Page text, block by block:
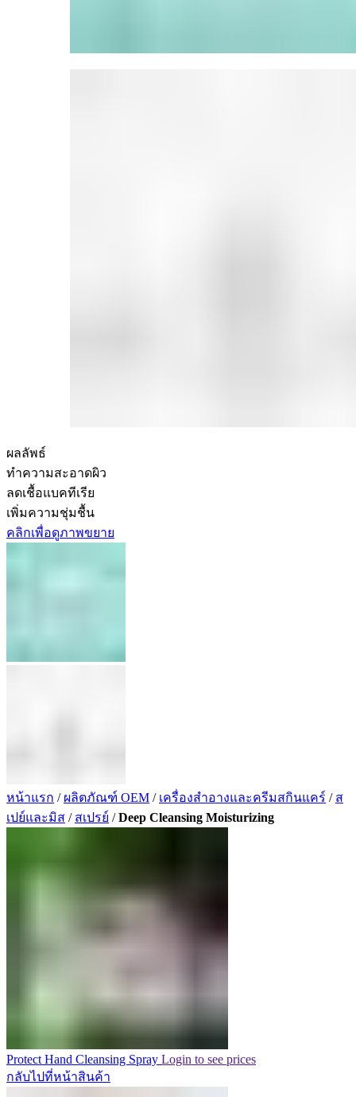
ผลลัพธ์
ทำความสะอาดผิว
ลดเชื้อแบคทีเรีย
เพิ่มความชุ่มชื้น
คลิกเพื่อดูภาพขยาย
หน้าแรก / ผลิตภัณฑ์ OEM / เครื่องสำอางและครีมสกินแคร์ / ส
เปย์และมิส / สเปรย์ /Deep Cleansing Moisturizing
Protect Hand Cleansing Spray Login to see prices
กลับไปที่หน้าสินค้า